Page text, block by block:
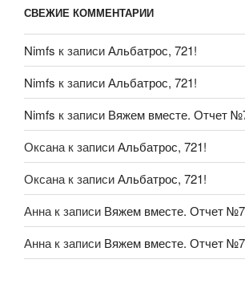
СВЕЖИЕ КОММЕНТАРИИ
Nimfs к записиАльбатрос, 721!
Nimfs к записиАльбатрос, 721!
Nimfs к записи Вяжем вместе. Отчет
Оксана к записиАльбатрос, 721!
Оксана к записиАльбатрос, 721!
Анна к записи Вяжем вместе. Отчет
Анна к записи Вяжем вместе. Отчет